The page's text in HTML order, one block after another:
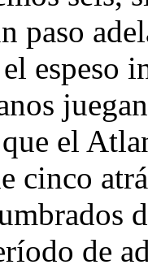
paso
espeso
el
cinco
de